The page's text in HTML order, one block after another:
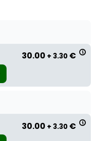
30.00 + 3.30 €
30.00 + 3.30 €